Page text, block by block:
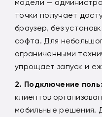
модели —
точки получает
браузер, без
софта. Для
ограниченными
упрощает запуск и
Подключение
клиентов
мобильные решения.